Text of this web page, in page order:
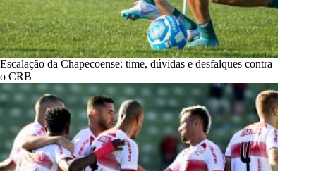
Escalação da Chapecoense: time, dúvidas e desfalques contra
o CRB